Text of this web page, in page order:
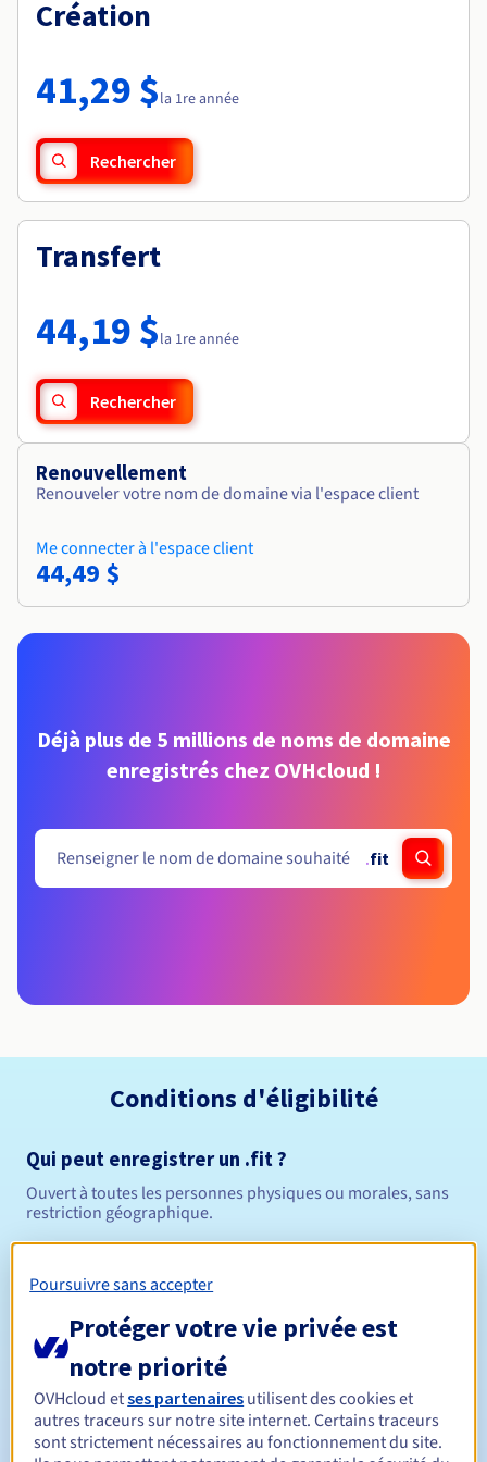
Tarifs
Roadmap & Changelog
Roadmap & Changelog
Création
41,29 $la 1re année
Rechercher
Transfert
44,19 $la 1re année
Rechercher
Renouvellement
Renouveler votre nom de domaine via l'espace client
Me connecter à l'espace client
44,49 $
Déjà plus de 5 millions de noms de domaine
enregistrés chez OVHcloud !
.fit
Conditions d'éligibilité
Qui peut enregistrer un .fit ?
Ouvert à toutes les personnes physiques ou morales, sans
restriction géographique.
Durée de réservation Entre 1 et 10 ans
Durée de renouvellement Entre 1 et 10 ans
Poursuivre sans accepter
Protéger votre vie privée est
notre priorité
OVHcloud etses partenaires utilisent des cookies et
autres traceurs sur notre site internet. Certains traceurs
sont strictement nécessaires au fonctionnement du site.